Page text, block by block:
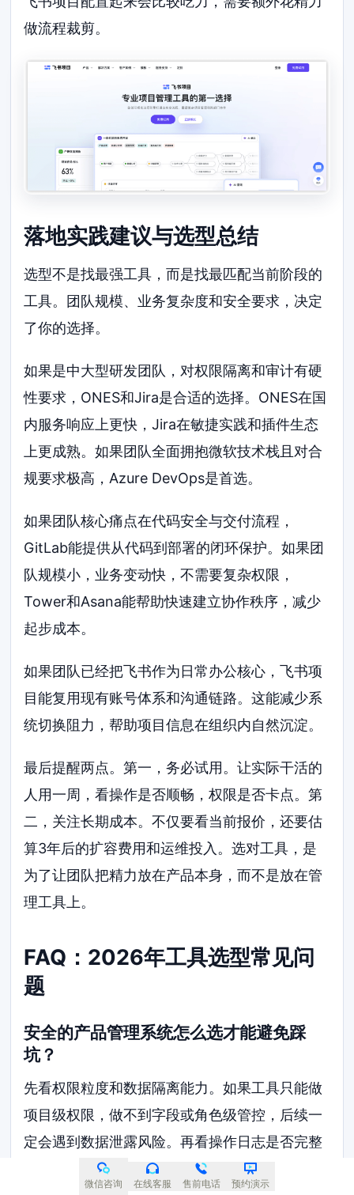
做流程裁剪。
落地实践建议与选型总结
选型不是找最强工具，而是找最匹配当前阶段的
工具。团队规模、业务复杂度和安全要求，决定
了你的选择。
如果是中大型研发团队，对权限隔离和审计有硬
性要求，ONES和Jira是合适的选择。ONES在国
内服务响应上更快，Jira在敏捷实践和插件生态
上更成熟。如果团队全面拥抱微软技术栈且对合
规要求极高，Azure DevOps是首选。
如果团队核心痛点在代码安全与交付流程，
GitLab能提供从代码到部署的闭环保护。如果团
队规模小，业务变动快，不需要复杂权限，
Tower和Asana能帮助快速建立协作秩序，减少
起步成本。
如果团队已经把飞书作为日常办公核心，飞书项
目能复用现有账号体系和沟通链路。这能减少系
统切换阻力，帮助项目信息在组织内自然沉淀。
最后提醒两点。第一，务必试用。让实际干活的
人用一周，看操作是否顺畅，权限是否卡点。第
二，关注长期成本。不仅要看当前报价，还要估
算3年后的扩容费用和运维投入。选对工具，是
为了让团队把精力放在产品本身，而不是放在管
理工具上。
FAQ：2026年工具选型常见问
题
安全的产品管理系统怎么选才能避免踩
坑？
先看权限粒度和数据隔离能力。如果工具只能做
项目级权限，做不到字段或角色级管控，后续一
定会遇到数据泄露风险。再看操作日志是否完整
可导出。最后一定要让业务团队实际试用，验证
微信咨询 在线客服 售前电话 预约演示